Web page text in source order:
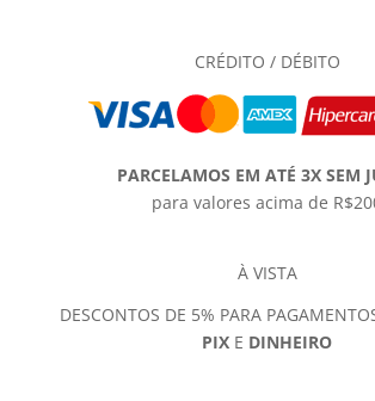
CRÉDITO / DÉBITO
PARCELAMOS EM ATÉ 3X SEM
para valores acima de
À VISTA
DESCONTOS DE 5% PARA
PIX E DINHEIRO